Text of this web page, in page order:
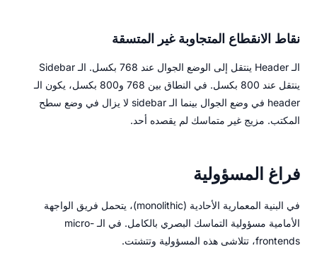
نقاط الانقطاع المتجاوبة غير المتسقة
الـ Header ينتقل إلى الوضع الجوال عند 768 بكسل. الـ Sidebar
ينتقل عند 800 بكسل. في النطاق بين 768 و800 بكسل، يكون الـ
header في وضع الجوال بينما الـ sidebar لا يزال في وضع سطح
المكتب. مزيج غير متماسك لم يقصده أحد.
فراغ المسؤولية
في البنية المعمارية الأحادية (monolithic)، يتحمل فريق الواجهة
الأمامية مسؤولية التماسك البصري بالكامل. في الـ micro-
frontends، تتلاشى هذه المسؤولية وتتشتت.